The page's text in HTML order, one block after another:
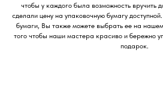
чтобы у каждого была возможность вручить
сделали цену на упаковочную бумагу
бумаги, Вы также можете выбрать ее на
того чтобы наши мастера красиво и бережно
подарок.